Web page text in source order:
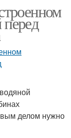
делом нужно